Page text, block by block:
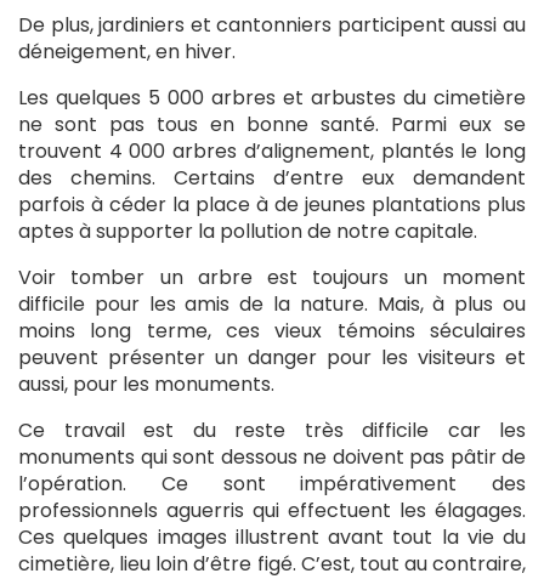
De plus, jardiniers et cantonniers participent aussi au
déneigement, en hiver.
Les quelques 5 000 arbres et arbustes du cimetière
ne sont pas tous en bonne santé. Parmi eux se
trouvent 4 000 arbres d’alignement, plantés le long
des chemins. Certains d’entre eux demandent
parfois à céder la place à de jeunes plantations plus
aptes à supporter la pollution de notre capitale.
Voir tomber un arbre est toujours un moment
difficile pour les amis de la nature. Mais, à plus ou
moins long terme, ces vieux témoins séculaires
peuvent présenter un danger pour les visiteurs et
aussi, pour les monuments.
Ce travail est du reste très difficile car les
monuments qui sont dessous ne doivent pas pâtir de
l’opération. Ce sont impérativement des
professionnels aguerris qui effectuent les élagages.
Ces quelques images illustrent avant tout la vie du
cimetière, lieu loin d’être figé. C’est, tout au contraire,